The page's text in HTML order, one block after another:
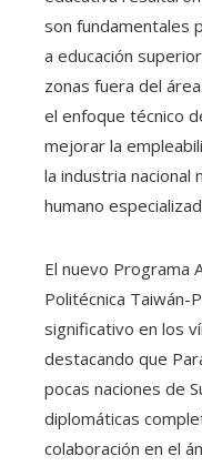
son fundamentales
a educación
zonas fuera del
el enfoque técnico
mejorar la
la industria nacional
humano
El nuevo Programa
Politécnica Taiwán-
significativo en los
destacando que
pocas naciones de
diplomáticas
colaboración en el